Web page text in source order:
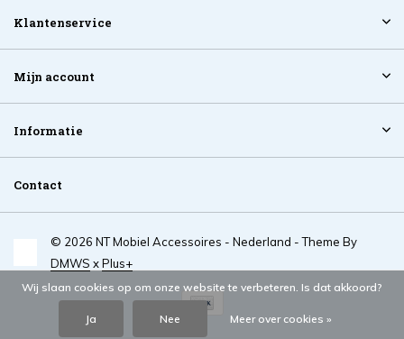
Klantenservice
Mijn account
Informatie
Contact
© 2026 NT Mobiel Accessoires - Nederland - Theme By
DMWS xPlus+
Wij slaan cookies op om onze website te verbeteren. Is dat akkoord?
Ja Nee Meer over cookies »